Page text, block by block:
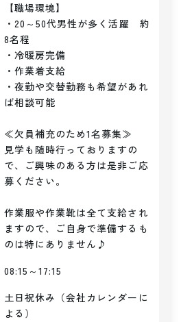
【職場環境】
・20～50代男性が多く活躍　約
8名程
・冷暖房完備
・作業着支給
・夜勤や交替勤務も希望があれ
ば相談可能
≪欠員補充のため1名募集≫
見学も随時行っておりますの
で、ご興味のある方は是非ご応
募ください。
作業服や作業靴は全て支給され
ますので、ご自身で準備するも
のは特にありません♪
08:15～17:15
土日祝休み（会社カレンダーに
よる）